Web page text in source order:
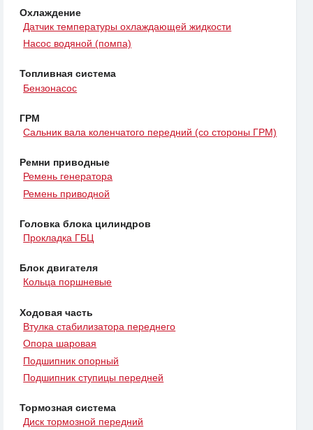
Охлаждение
Датчик температуры охлаждающей жидкости
Насос водяной (помпа)
Топливная система
Бензонасос
ГРМ
Сальник вала коленчатого передний (со стороны ГРМ)
Ремни приводные
Ремень генератора
Ремень приводной
Головка блока цилиндров
Прокладка ГБЦ
Блок двигателя
Кольца поршневые
Ходовая часть
Втулка стабилизатора переднего
Опора шаровая
Подшипник опорный
Подшипник ступицы передней
Тормозная система
Диск тормозной передний